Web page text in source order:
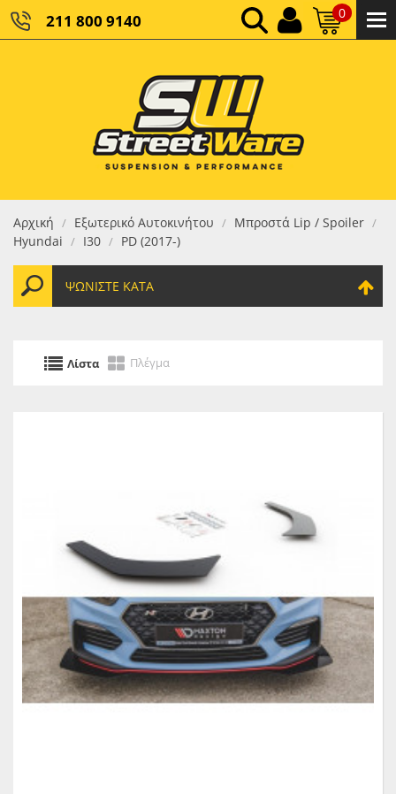
211 800 9140 0
ΚΑΘΑΡΌ ΣΎΝΟΛΟ:
ΤΕΛΙΚΌ ΣΎΝΟΛΟ:0,00 €
Αρχική / Εξωτερικό Αυτοκινήτου / Μπροστά Lip / Spoiler /
Hyundai / I30 / PD (2017-)
ΨΩΝΊΣΤΕ ΚΑΤΆ
Λίστα Πλέγμα